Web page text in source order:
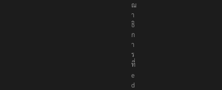
ณ
า
ธิ
ก
า
ร
ที่
e
d